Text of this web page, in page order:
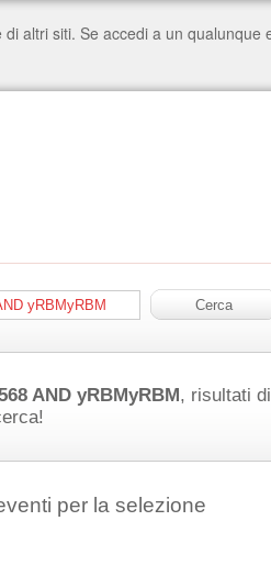
AND yRBMyRBM, risultati di
per la selezione